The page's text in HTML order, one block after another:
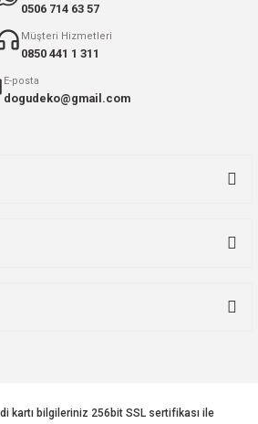
0506 714 63 57
Müşteri Hizmetleri
0850 441 1 311
E-posta
dogudeko@gmail.com
kartı bilgileriniz 256bit SSL sertifikası ile